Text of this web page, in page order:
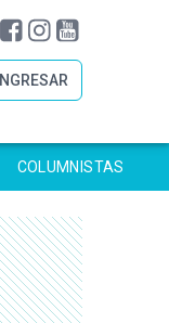
INGRESAR
COLUMNISTAS